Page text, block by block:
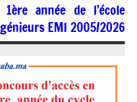
année de l’école
EMI 2005/2026